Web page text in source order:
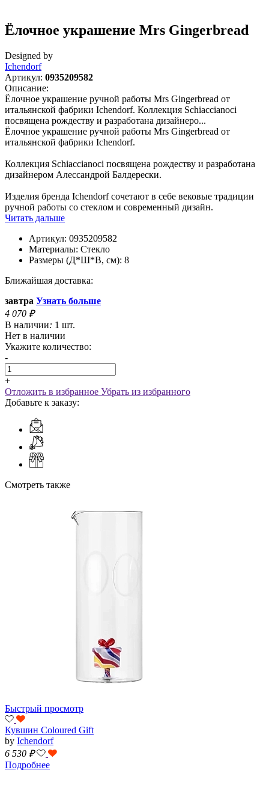
Ёлочное украшение Mrs Gingerbread
Designed by
Ichendorf
Артикул: 0935209582
Описание:
Ёлочное украшение ручной работы Mrs Gingerbread от
итальянской фабрики Ichendorf. Коллекция Schiaccianoci
посвящена рождеству и разработана дизайнеро...
Ёлочное украшение ручной работы Mrs Gingerbread от
итальянской фабрики Ichendorf.
Коллекция Schiaccianoci посвящена рождеству и разработана
дизайнером Алессандрой Балдерески.
Изделия бренда Ichendorf сочетают в себе вековые традиции
ручной работы со стеклом и современный дизайн.
Читать дальше
Артикул: 0935209582
Материалы: Стекло
Размеры (Д*Ш*В, см): 8
Ближайшая доставка:
завтра Узнать больше
4 070 ₽
В наличии: 1 шт.
Нет в наличии
Укажите количество:
-
+
Отложить в избранное Убрать из избранного
Добавьте к заказу:
Смотреть также
Быстрый просмотр
Кувшин Coloured Gift
by Ichendorf
6 530 ₽
Подробнее